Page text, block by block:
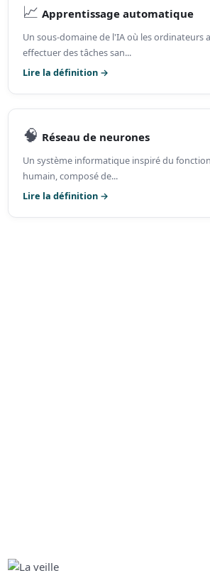
📈 Apprentissage automatique
Un sous-domaine de l'IA où les ordinateurs
effectuer des tâches san...
Lire la définition →
🧠 Réseau de neurones
Un système informatique inspiré du
humain, composé de...
Lire la définition →